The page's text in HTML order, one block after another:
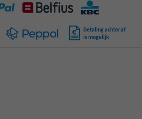
Betaling achteraf
is mogelijk